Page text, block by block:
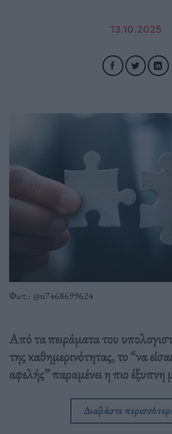
13.10.2025
Φωτ.: @u7468699624
Από τα πειράματα του
της καθημερινότητας, το “να
αφελής” παραμένει η πιο
Διαβάστε